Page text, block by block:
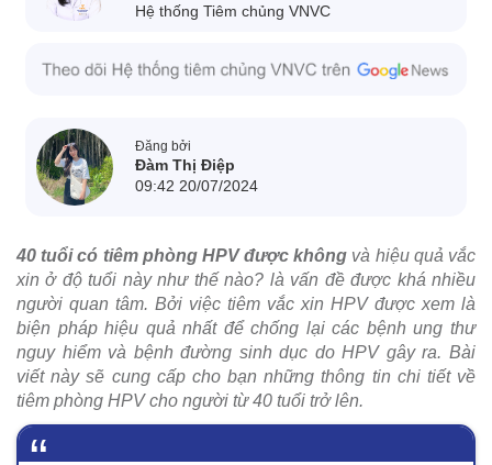
Hệ thống Tiêm chủng VNVC
Đăng bởi
Đàm Thị Điệp
09:42 20/07/2024
40 tuổi có tiêm phòng HPV được không và hiệu quả vắc
xin ở độ tuổi này như thế nào? là vấn đề được khá nhiều
người quan tâm. Bởi việc tiêm vắc xin HPV được xem là
biện pháp hiệu quả nhất để chống lại các bệnh ung thư
nguy hiểm và bệnh đường sinh dục do HPV gây ra. Bài
viết này sẽ cung cấp cho bạn những thông tin chi tiết về
tiêm phòng HPV cho người từ 40 tuổi trở lên.